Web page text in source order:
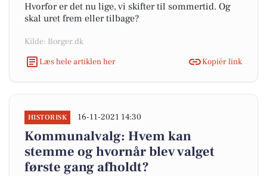
Hvorfor er det nu lige, vi skifter til sommertid. Og
skal uret frem eller tilbage?
Kilde: Borger.dk
Læs hele artiklen her
Kopiér link
HISTORISK 16-11-2021 14:30
Kommunalvalg: Hvem kan
stemme og hvornår blev valget
første gang afholdt?